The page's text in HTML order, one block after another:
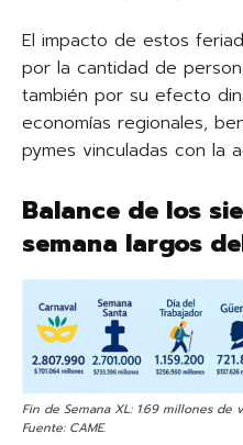
El impacto de estos
por la cantidad de
también por su efecto
economías regionales,
pymes vinculadas con la
Balance de los
semana largos
Fin de Semana XL: 1.69 millones de
Fuente: CAME.